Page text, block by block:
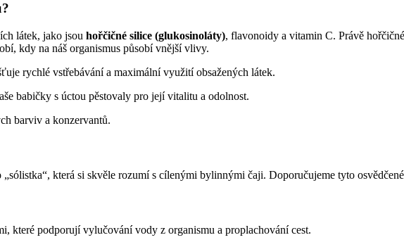
látek, jako jsou hořčičné silice (glukosinoláty), flavonoidy a vitamin C. Právě
kdy na náš organismus působí vnější vlivy.
rychlé vstřebávání a maximální využití obsažených látek.
babičky s úctou pěstovaly pro její vitalitu a odolnost.
barviv a konzervantů.
která si skvěle rozumí s cílenými bylinnými čaji. Doporučujeme tyto
které podporují vylučování vody z organismu a proplachování cest.